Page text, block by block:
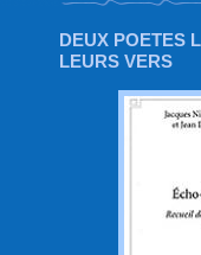
DEUX POETES
LEURS VERS